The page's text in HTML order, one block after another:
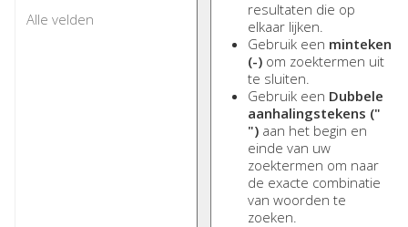
resultaten die op
elkaar lijken.
Gebruik een minteken
(-) om zoektermen uit
te sluiten.
Gebruik een Dubbele
aanhalingstekens ("
") aan het begin en
einde van uw
zoektermen om naar
de exacte combinatie
van woorden te
zoeken.